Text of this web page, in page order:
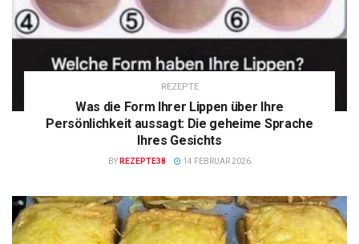
REZEPTE
Was die Form Ihrer Lippen über Ihre
Persönlichkeit aussagt: Die geheime Sprache
Ihres Gesichts
BY REZEPTE38 14 FEBRUAR 2026